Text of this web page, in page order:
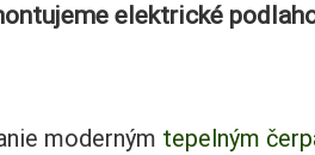
elektrické
za
moderným tepelným